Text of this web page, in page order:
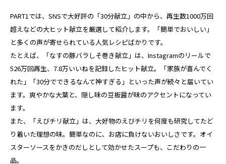
PART1では、SNSで大好評の「30分献立」の中から、再生数1000万回
超えなどの大ヒット献立を厳選して紹介します。「簡単でおいしい」
と多くの声が寄せられている人気レシピばかりです。
たとえば、「なすの豚バラしそ巻き献立」は、Instagramのリールで
526万回再生、7.8万いいねを記録したヒット献立。「家族が喜んでく
れた」「30分でできるなんて神すぎる」といった声が続々と届いてい
ます。爽やかな大葉と、隠し味の豆板醤が味のアクセントになってい
ます。
また、「えびチリ献立」は、大好物のえびチリを何度も研究してたど
り着いた理想の味。簡単なのに、お店に負けないおいしさです。オイ
スターソースをかきのだしとして効かせたスープも、こだわりの一
品。